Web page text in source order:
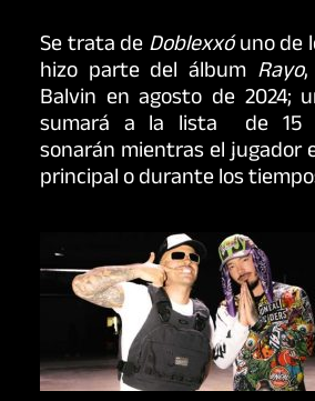
Se trata deDoblexxóuno de
hizo parte del álbum Rayo
Balvin en agosto de 2024;
sumará a la lista de 15
sonarán mientras el jugador
principal o durante los